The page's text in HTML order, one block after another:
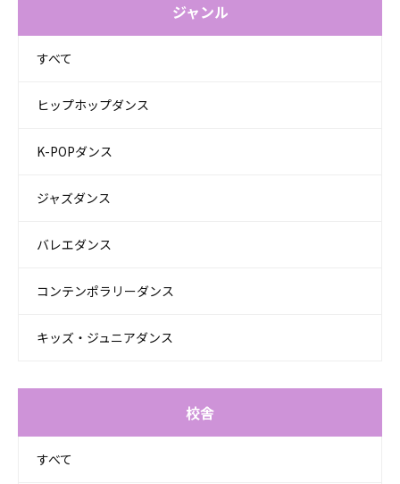
ジャンル
すべて
ヒップホップダンス
K-POPダンス
ジャズダンス
バレエダンス
コンテンポラリーダンス
キッズ・ジュニアダンス
校舎
すべて